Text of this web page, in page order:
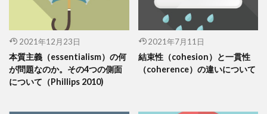
2021年12月23日
本質主義（essentialism）の何
が問題なのか。その4つの側面
について（Phillips 2010)
2021年7月11日
結束性（cohesion）と一貫性
（coherence）の違いについて